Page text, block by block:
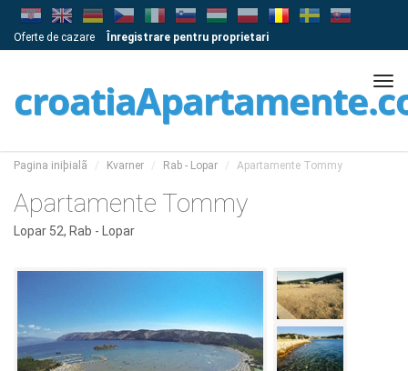
Oferte de cazare Înregistrare pentru proprietari
Pagina iniþialã Kvarner Rab - Lopar Apartamente Tommy
Apartamente Tommy
Lopar 52, Rab - Lopar